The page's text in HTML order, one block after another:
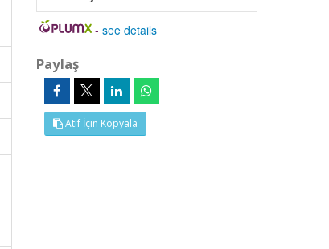
-see details
Paylaş
Atıf İçin Kopyala